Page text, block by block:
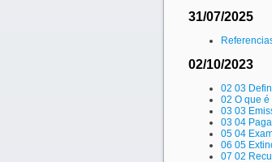
31/07/2025
02/10/2023
02 03
02 O que
03 03
03 04
05 04
06 05
07 02